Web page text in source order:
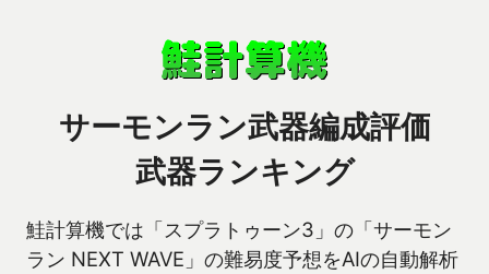
サーモンラン武器編成評価
武器ランキング
鮭計算機では「スプラトゥーン3」の「サーモン
ラン NEXT WAVE」の難易度予想をAIの自動解析